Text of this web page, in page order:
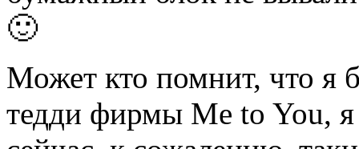
🙂
Может кто помнит, что я
тедди фирмы Me to You,